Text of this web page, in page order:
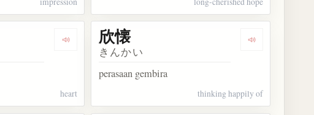
Dengarkan kosakata 胸懐
heart
Dengarkan
欣懐
きんかい
perasaan gembira
thinking happily of